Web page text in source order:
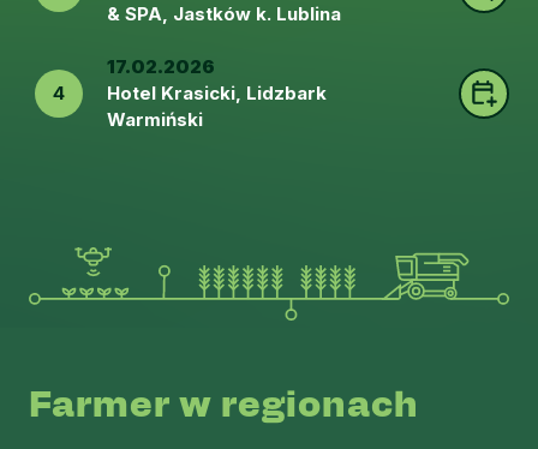
& SPA, Jastków k. Lublina
4
17.02.2026
Hotel Krasicki, Lidzbark
Warmiński
Farmer w regionach